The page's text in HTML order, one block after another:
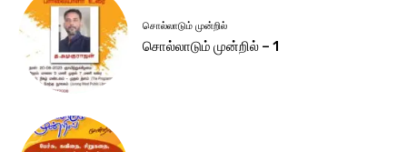
சொல்லாடும் முன்றில்
சொல்லாடும் முன்றில் – 1